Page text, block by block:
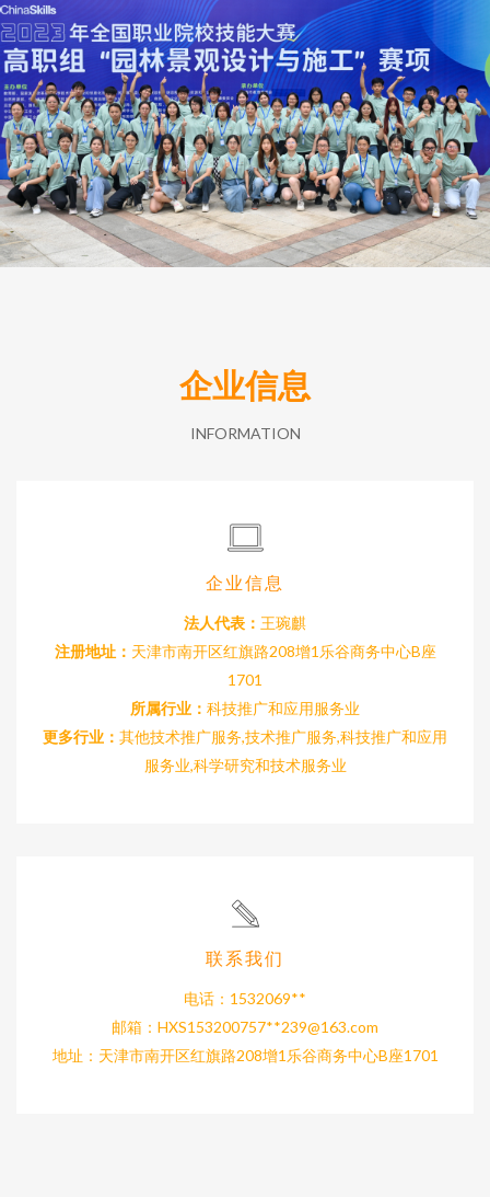
企业信息
INFORMATION
企业信息
法人代表： 王琬麒
注册地址： 天津市南开区红旗路208增1乐谷商务中心B座
1701
所属行业： 科技推广和应用服务业
更多行业： 其他技术推广服务,技术推广服务,科技推广和应用
服务业,科学研究和技术服务业
联系我们
电话：1532069**
邮箱：HXS153200757**239@163.com
地址：天津市南开区红旗路208增1乐谷商务中心B座1701